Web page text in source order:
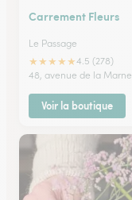
Carrement Fleurs
Le Passage
★★★★★4.5 (278)
48, avenue de la Marne
Voir la boutique